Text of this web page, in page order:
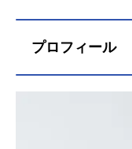
プロフィール